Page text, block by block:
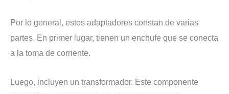
Por lo general, estos adaptadores constan de varias
partes. En primer lugar, tienen un enchufe que se conecta
a la toma de corriente.
Luego, incluyen un transformador. Este componente